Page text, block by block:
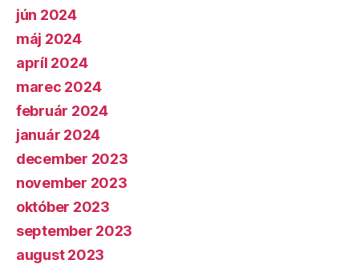
jún 2024
máj 2024
apríl 2024
marec 2024
február 2024
január 2024
december 2023
november 2023
október 2023
september 2023
august 2023